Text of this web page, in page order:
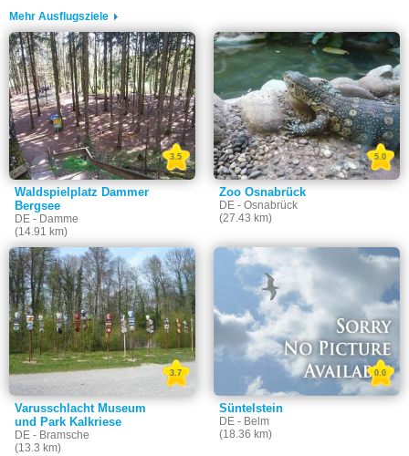
Mehr Ausflugsziele
Waldspielplatz Dammer
Bergsee
DE - Damme
(14.91 km)
3.5
Zoo Osnabrück
DE - Osnabrück
(27.43 km)
5.0
Varusschlacht Museum
und Park Kalkriese
DE - Bramsche
(13.3 km)
3.7
Süntelstein
DE - Belm
(18.36 km)
0.0